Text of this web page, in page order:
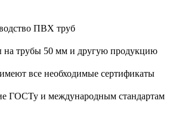
ПВХ труб
на трубы 50 мм и другую продукцию
все необходимые сертификаты
ГОСТу и международным стандартам